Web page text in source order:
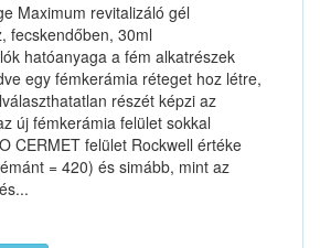
Maximum revitalizáló gél
fecskendőben, 30ml
hatóanyaga a fém alkatrészek
egy fémkerámia réteget hoz létre,
részét képzi az
új fémkerámia felület sokkal
CERMET felület Rockwell értéke
= 420) és simább, mint az